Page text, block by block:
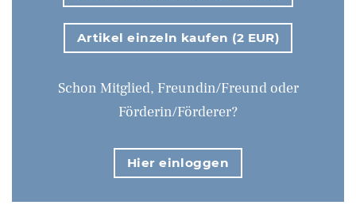
Artikel einzeln kaufen (2 EUR)
Schon Mitglied, Freundin/Freund oder
Förderin/Förderer?
Hier einloggen